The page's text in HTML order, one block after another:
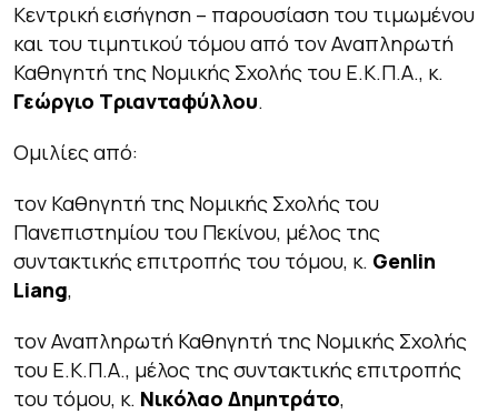
Κεντρική εισήγηση – παρουσίαση του τιμωμένου
και του τιμητικού τόμου από τον Αναπληρωτή
Καθηγητή της Νομικής Σχολής του Ε.Κ.Π.Α., κ.
Γεώργιο Τριανταφύλλου.
Ομιλίες από:
τον Καθηγητή της Νομικής Σχολής του
Πανεπιστημίου του Πεκίνου, μέλος της
συντακτικής επιτροπής του τόμου, κ. Genlin
Liang,
τον Αναπληρωτή Καθηγητή της Νομικής Σχολής
του Ε.Κ.Π.Α., μέλος της συντακτικής επιτροπής
του τόμου, κ. Νικόλαο Δημητράτο,